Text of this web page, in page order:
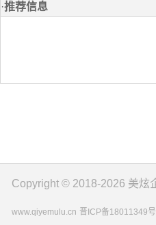
·推荐信息
Copyright © 2018-2026 美炫
www.qiyemulu.cn 晋ICP备18011349